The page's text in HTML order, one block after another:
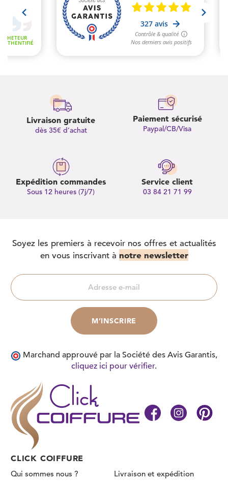
Livraison gratuite
dès 35€ d’achat
Paiement sécurisé
Paypal/CB/Visa
Expédition commandes
Sous 12 heures (7j/7)
Service client
03 84 21 71 99
CLICK COIFFURE
Qui sommes nous ?
Livraison et expédition
Soyez les premiers à recevoir nos offres et actualités
en vous inscrivant à notre newsletter
Marchand approuvé par la Société des Avis Garantis,
cliquez ici pour vérifier.